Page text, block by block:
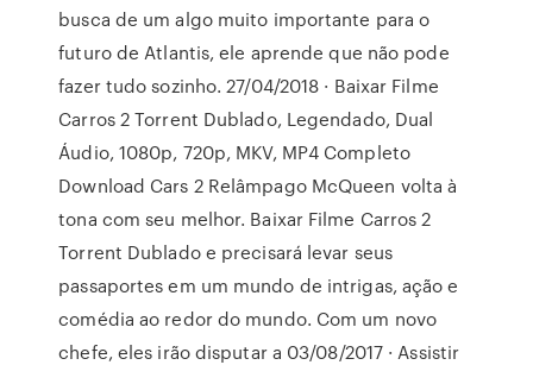
busca de um algo muito importante para o
futuro de Atlantis, ele aprende que não pode
fazer tudo sozinho. 27/04/2018 · Baixar Filme
Carros 2 Torrent Dublado, Legendado, Dual
Áudio, 1080p, 720p, MKV, MP4 Completo
Download Cars 2 Relâmpago McQueen volta à
tona com seu melhor. Baixar Filme Carros 2
Torrent Dublado e precisará levar seus
passaportes em um mundo de intrigas, ação e
comédia ao redor do mundo. Com um novo
chefe, eles irão disputar a 03/08/2017 · Assistir